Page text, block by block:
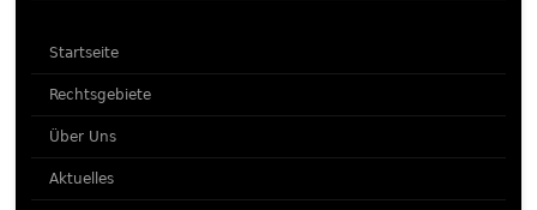
Startseite
Rechtsgebiete
Über Uns
Aktuelles